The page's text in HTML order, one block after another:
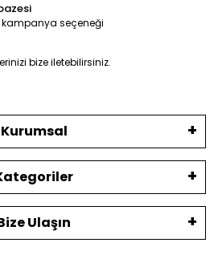
kampanya seçeneği
bize iletebilirsiniz.
Kurumsal
Ulaşın